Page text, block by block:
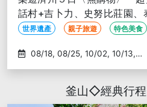
話村+吉卜力、史努比莊園、
托車秀、東門傳統市場
世界遺產 親子旅遊 特色美食
10/20
釜山◇經典行